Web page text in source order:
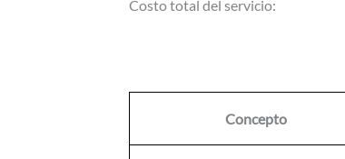
Costo total del servicio:
Concepto